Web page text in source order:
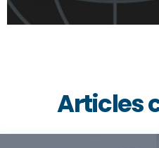
Articles